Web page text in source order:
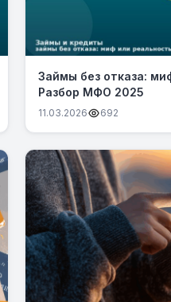
Займы без отказа:
Разбор МФО 2025
11.03.2026 692